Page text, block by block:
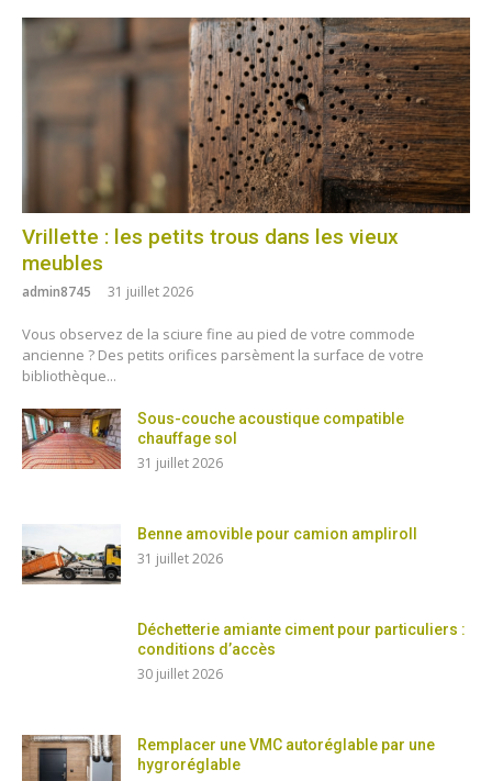
Vrillette : les petits trous dans les vieux
meubles
admin8745 31 juillet 2026
Vous observez de la sciure fine au pied de votre commode
ancienne ? Des petits orifices parsèment la surface de votre
bibliothèque...
Sous-couche acoustique compatible
chauffage sol
31 juillet 2026
Benne amovible pour camion ampliroll
31 juillet 2026
Déchetterie amiante ciment pour particuliers :
conditions d’accès
30 juillet 2026
Remplacer une VMC autoréglable par une
hygroréglable